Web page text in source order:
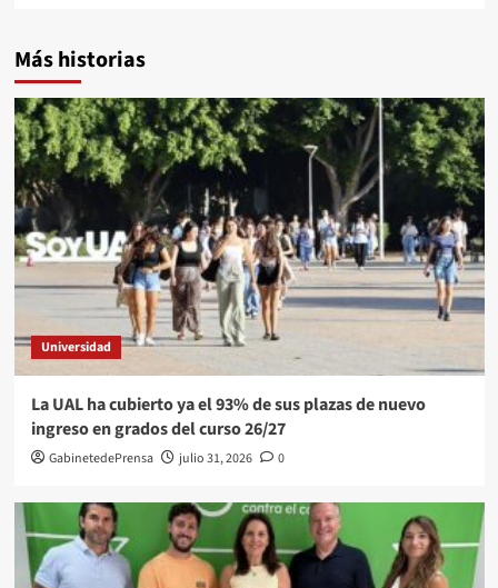
Más historias
Universidad
La UAL ha cubierto ya el 93% de sus plazas de nuevo
ingreso en grados del curso 26/27
GabinetedePrensa julio 31, 2026 0